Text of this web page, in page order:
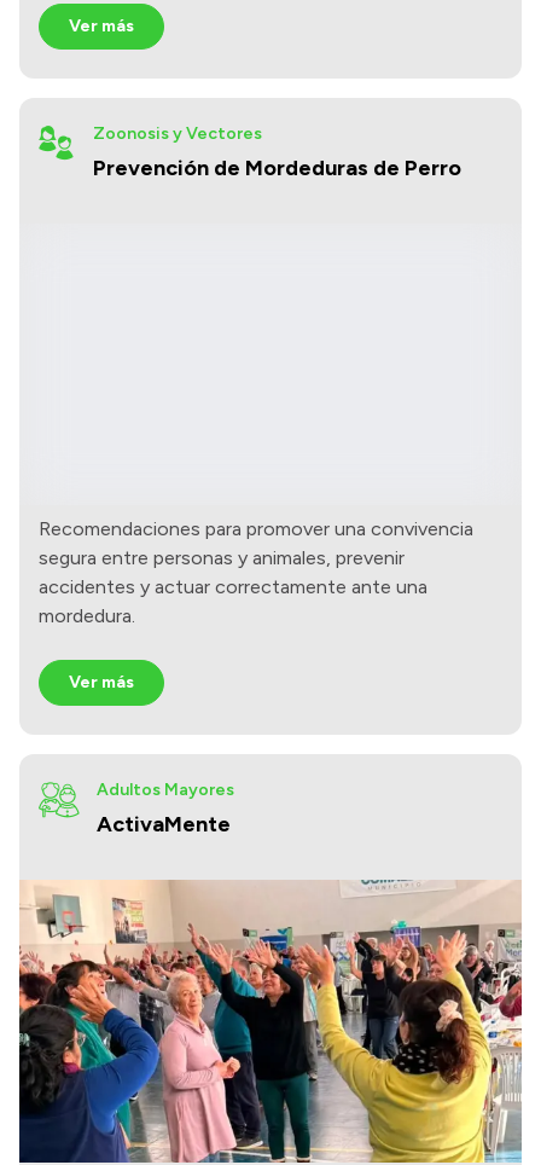
Ver más
Prevención de Mordeduras de Perro
Zoonosis y Vectores
Recomendaciones para promover una convivencia
segura entre personas y animales, prevenir
accidentes y actuar correctamente ante una
mordedura.
Ver más
ActivaMente
Adultos Mayores